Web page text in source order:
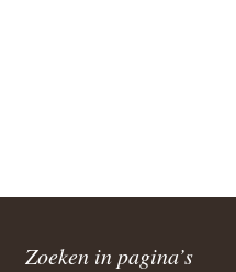
Zoeken in pagina’s